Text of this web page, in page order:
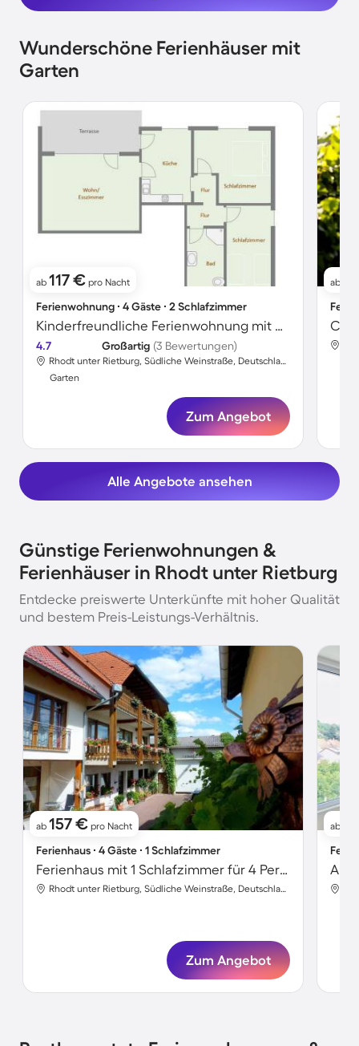
Wunderschöne Ferienhäuser mit
Garten
ab 117 € pro Nacht
Ferienwohnung ∙ 4 Gäste ∙ 2 Schlafzimmer
Kinderfreundliche Ferienwohnung mit Garten und Terrasse
4.7 Großartig (3 Bewertungen)
Rhodt unter Rietburg, Südliche Weinstraße, Deutschland
Garten
Zum Angebot
ab
Alle Angebote ansehen
Günstige Ferienwohnungen &
Ferienhäuser in Rhodt unter Rietburg
Entdecke preiswerte Unterkünfte mit hoher Qualität
und bestem Preis-Leistungs-Verhältnis.
ab 157 € pro Nacht
Ferienhaus ∙ 4 Gäste ∙ 1 Schlafzimmer
Ferienhaus mit 1 Schlafzimmer für 4 Personen
Rhodt unter Rietburg, Südliche Weinstraße, Deutschland
Zum Angebot
ab